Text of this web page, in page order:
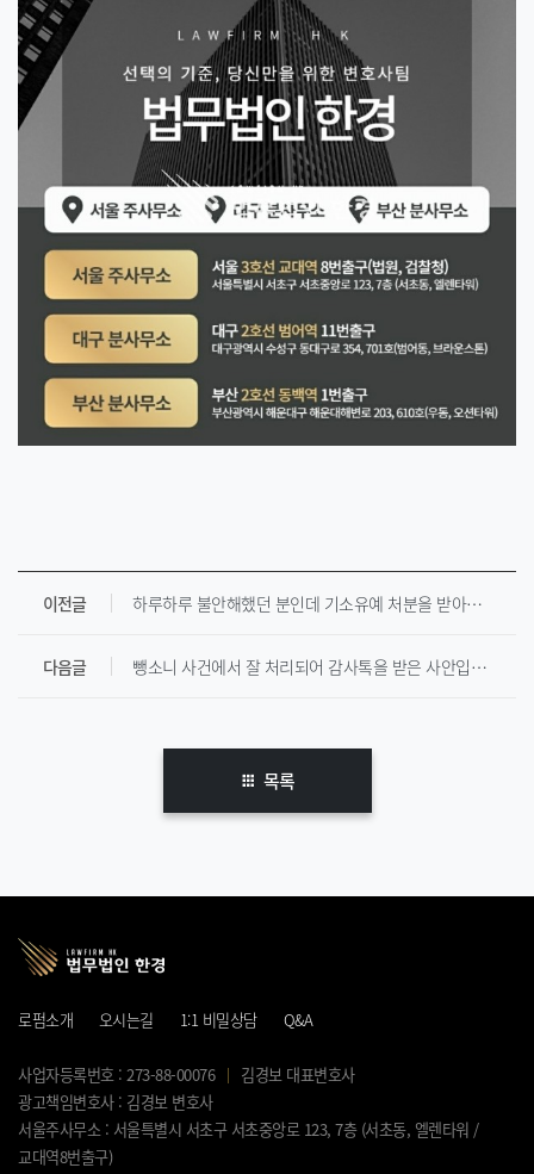
이전글 하루하루 불안해했던 분인데 기소유예 처분을 받아서 다행입니다.
다음글 뺑소니 사건에서 잘 처리되어 감사톡을 받은 사안입니다.
목록
로펌소개 오시는길 1:1 비밀상담 Q&A
사업자등록번호 : 273-88-00076
김경보 대표변호사
광고책임변호사 : 김경보 변호사
서울주사무소 : 서울특별시 서초구 서초중앙로 123, 7층 (서초동, 엘렌타워 /
교대역8번출구)